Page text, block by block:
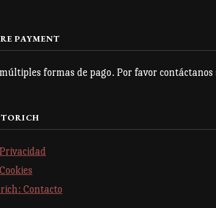
PAYMENT
formas de pago. Por favor
Contacto